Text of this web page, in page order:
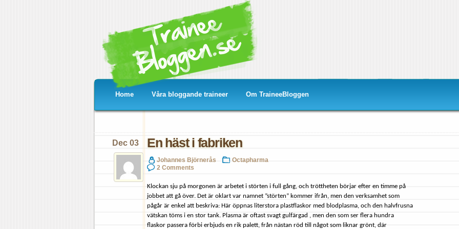
Home Våra bloggande traineer Om TraineeBloggen
En häst i fabriken
Dec 03
Johannes Björnerås
Octapharma
2 Comments
Klockan sju på morgonen är arbetet i störten i full gång, och tröttheten börjar efter en timme på
jobbet att gå över. Det är oklart var namnet ”störten” kommer ifrån, men den verksamhet som
pågår är enkel att beskriva: Här öppnas literstora plastflaskor med blodplasma, och den halvfrusna
vätskan töms i en stor tank. Plasma är oftast svagt gulfärgad , men den som ser flera hundra
flaskor passera förbi erbjuds en rik palett, från nästan röd till något som liknar grönt, där